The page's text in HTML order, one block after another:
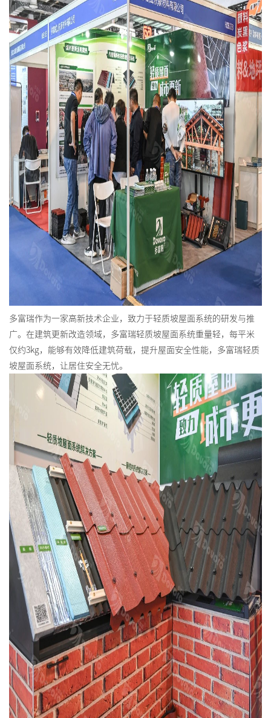
多富瑞作为一家高新技术企业，致力于轻质坡屋面系统的研发与推
广。在建筑更新改造领域，多富瑞轻质坡屋面系统重量轻，每平米
仅约3kg，能够有效降低建筑荷载，提升屋面安全性能，多富瑞轻质
坡屋面系统，让居住安全无忧。